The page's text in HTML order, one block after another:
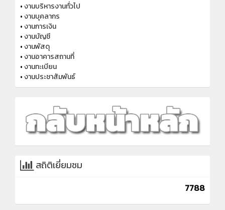
•งานบริหารงานทั่วไป
•งานบุคลากร
•งานการเงิน
•งานบัญชี
•งานพัสดุ
•งานอาคารสถานที่
•งานทะเบียน
•งานประชาสัมพันธ์
สถิติเยี่ยมชม
7788